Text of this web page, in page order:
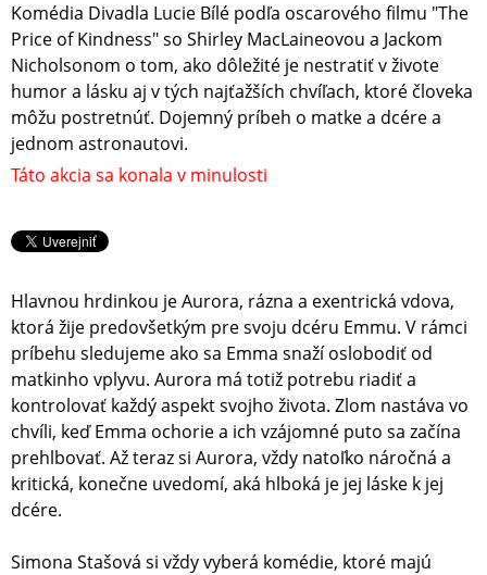
Komédia Divadla Lucie Bílé podľa oscarového filmu "The
Price of Kindness" so Shirley MacLaineovou a Jackom
Nicholsonom o tom, ako dôležité je nestratiť v živote
humor a lásku aj v tých najťažších chvíľach, ktoré človeka
môžu postretnúť. Dojemný príbeh o matke a dcére a
jednom astronautovi.
Táto akcia sa konala v minulosti
Hlavnou hrdinkou je Aurora, rázna a exentrická vdova,
ktorá žije predovšetkým pre svoju dcéru Emmu. V rámci
príbehu sledujeme ako sa Emma snaží oslobodiť od
matkinho vplyvu. Aurora má totiž potrebu riadiť a
kontrolovať každý aspekt svojho života. Zlom nastáva vo
chvíli, keď Emma ochorie a ich vzájomné puto sa začína
prehlbovať. Až teraz si Aurora, vždy natoľko náročná a
kritická, konečne uvedomí, aká hlboká je jej láske k jej
dcére.
Simona Stašová si vždy vyberá komédie, ktoré majú